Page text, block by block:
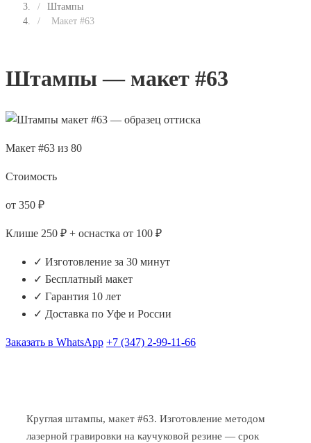
/
Штампы
/
Макет #63
Штампы — макет #63
Макет #63 из 80
Стоимость
от 350 ₽
Клише 250 ₽ + оснастка от 100 ₽
✓ Изготовление за 30 минут
✓ Бесплатный макет
✓ Гарантия 10 лет
✓ Доставка по Уфе и России
Заказать в WhatsApp +7 (347) 2-99-11-66
Круглая штампы, макет #63. Изготовление методом
лазерной гравировки на каучуковой резине — срок